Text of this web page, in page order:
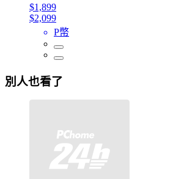
$1,899
$2,099
P幣
別人也看了